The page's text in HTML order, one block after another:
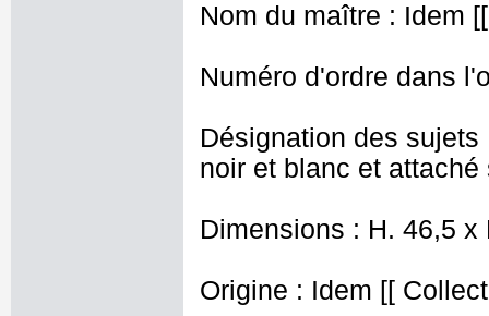
Nom du maître : Idem
Numéro d'ordre dans
Désignation des
noir et blanc et attaché
Dimensions : H. 46,5 x
Origine : Idem [[